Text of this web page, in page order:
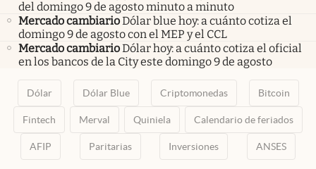
del domingo 9 de agosto minuto a minuto
Mercado cambiarioDólar blue hoy: a cuánto cotiza el
domingo 9 de agosto con el MEP y el CCL
Mercado cambiarioDólar hoy: a cuánto cotiza el oficial
en los bancos de la City este domingo 9 de agosto
Dólar Dólar Blue Criptomonedas Bitcoin
Fintech Merval Quiniela Calendario de feriados
AFIP Paritarias Inversiones ANSES